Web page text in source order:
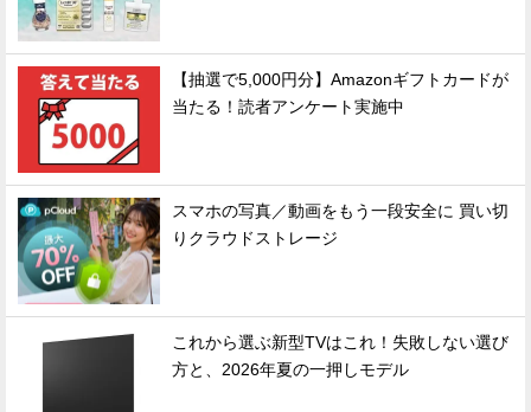
【抽選で5,000円分】Amazonギフトカードが
当たる！読者アンケート実施中
スマホの写真／動画をもう一段安全に 買い切
りクラウドストレージ
これから選ぶ新型TVはこれ！失敗しない選び
方と、2026年夏の一押しモデル